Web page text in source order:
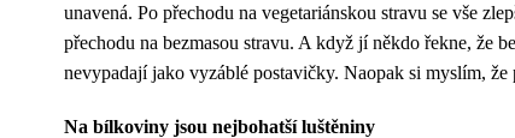
unavená. Po přechodu na vegetariánskou stravu se vše
přechodu na bezmasou stravu. A když jí někdo řekne, že
nevypadají jako vyzáblé postavičky. Naopak si myslím,
Na bílkoviny jsou nejbohatší luštěniny